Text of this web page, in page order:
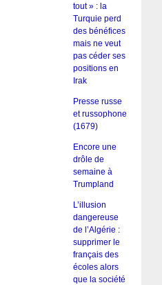
tout » : la
Turquie perd
des bénéfices
mais ne veut
pas céder ses
positions en
Irak
Presse russe
et russophone
(1679)
Encore une
drôle de
semaine à
Trumpland
L’illusion
dangereuse
de l’Algérie :
supprimer le
français des
écoles alors
que la société